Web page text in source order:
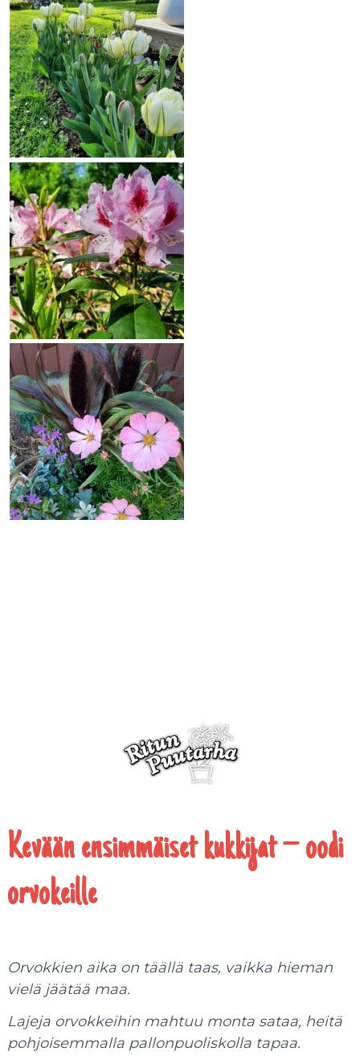
Kevään ensimmäiset kukkijat – oodi
orvokeille
Orvokkien aika on täällä taas, vaikka hieman
vielä jäätää maa.
Lajeja orvokkeihin mahtuu monta sataa, heitä
pohjoisemmalla pallonpuoliskolla tapaa.